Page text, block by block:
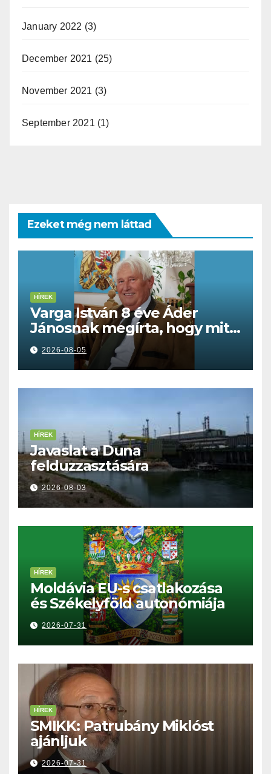
January 2022 (3)
December 2021 (25)
November 2021 (3)
September 2021 (1)
Ezeket még nem láttad
HÍREK
Varga István 8 éve Áder
Jánosnak megírta, hogy mit
kell tennünk a Dunával
2026-08-05
HÍREK
Javaslat a Duna
felduzzasztására
2026-08-03
HÍREK
Moldávia EU-s csatlakozása
és Székelyföld autonómiája
2026-07-31
HÍREK
SMIKK: Patrubány Miklóst
ajánljuk
2026-07-31